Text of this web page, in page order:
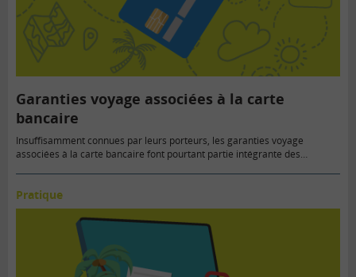
Garanties voyage associées à la carte
bancaire
Insuffisamment connues par leurs porteurs, les garanties voyage
associées à la carte bancaire font pourtant partie intégrante des…
Pratique